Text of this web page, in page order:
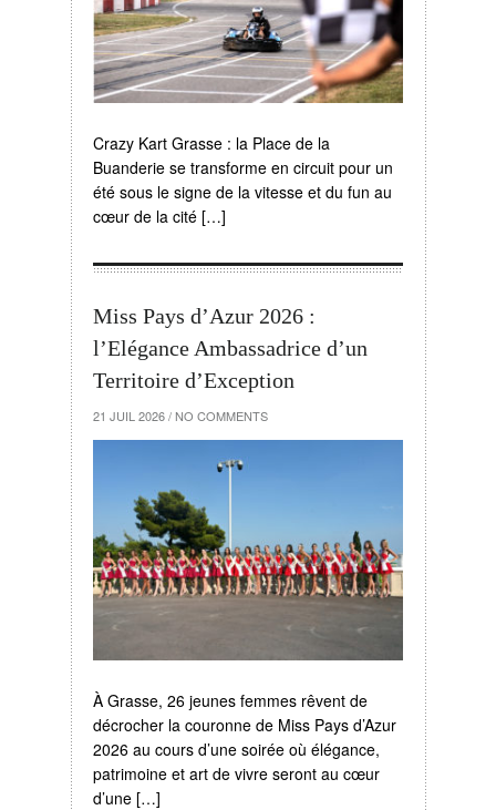
Crazy Kart Grasse : la Place de la
Buanderie se transforme en circuit pour un
été sous le signe de la vitesse et du fun au
cœur de la cité […]
Miss Pays d’Azur 2026 :
l’Elégance Ambassadrice d’un
Territoire d’Exception
21 JUIL 2026 / NO COMMENTS
À Grasse, 26 jeunes femmes rêvent de
décrocher la couronne de Miss Pays d’Azur
2026 au cours d’une soirée où élégance,
patrimoine et art de vivre seront au cœur
d’une […]